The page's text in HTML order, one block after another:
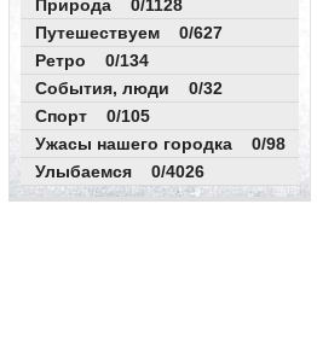
Природа 0/1128
Путешествуем 0/627
Ретро 0/134
События, люди 0/32
Спорт 0/105
Ужасы нашего городка 0/98
Улыбаемся 0/4026